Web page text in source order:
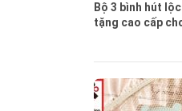
Bộ 3 bình hút
tặng cao cấp